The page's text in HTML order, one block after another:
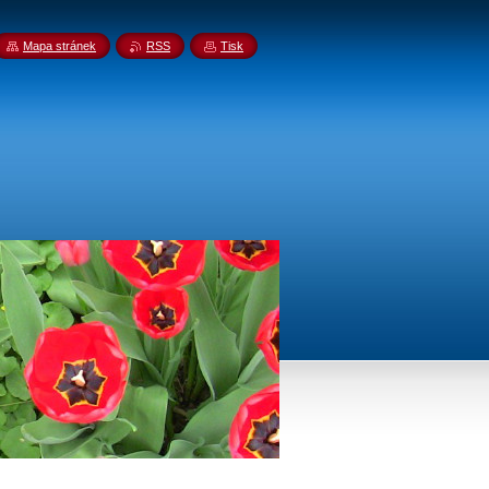
Mapa stránek RSS Tisk